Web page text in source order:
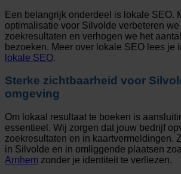
Een belangrijk onderdeel is lokale SEO.
optimalisatie voor Silvolde verbeteren
zoekresultaten en verhogen we het
bezoeken. Meer over lokale SEO lees je
lokale SEO.
Sterke zichtbaarheid voor
omgeving
Om lokaal resultaat te boeken is
essentieel. Wij zorgen dat jouw bedrijf
zoekresultaten en in kaartvermeldingen.
in Silvolde en in omliggende plaatsen
Arnhem zonder je identiteit te verliezen.